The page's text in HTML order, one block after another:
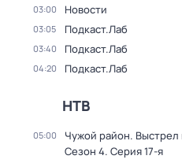
03:00 Новости
03:05 Подкаст.Лаб
03:40 Подкаст.Лаб
04:20 Подкаст.Лаб
НТВ
05:00 Чужой район.
Сезон 4. Серия 17-я